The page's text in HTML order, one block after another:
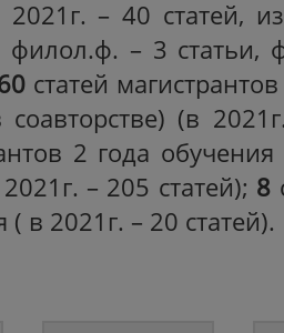
2021г. – 40 статей,
филол.ф. – 3 статьи,
статей
(в
2 года
– 205 статей); 8
в 2021г. – 20 статей).